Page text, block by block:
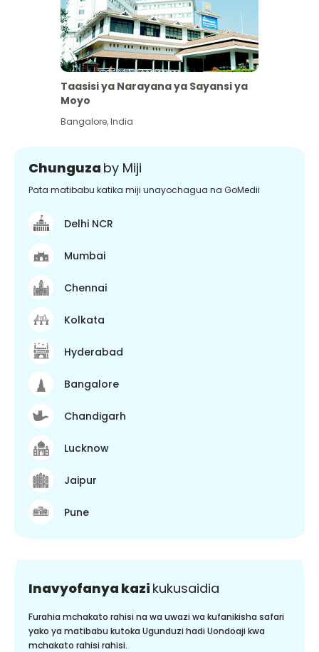
Taasisi ya Narayana ya Sayansi ya
Moyo
Bangalore,India
Chunguza by Miji
Pata matibabu katika miji unayochagua na GoMedii
Delhi NCR
Mumbai
Chennai
Kolkata
Hyderabad
Bangalore
Chandigarh
Lucknow
Jaipur
Pune
Inavyofanya kazi kukusaidia
Furahia mchakato rahisi na wa uwazi wa kufanikisha safari
yako ya matibabu kutoka Ugunduzi hadi Uondoaji kwa
mchakato rahisi rahisi.